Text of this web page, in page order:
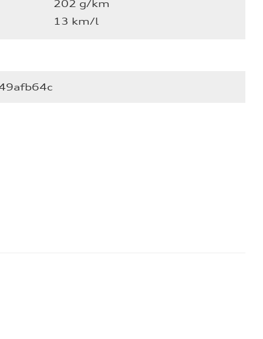
202 g/km
13 km/l